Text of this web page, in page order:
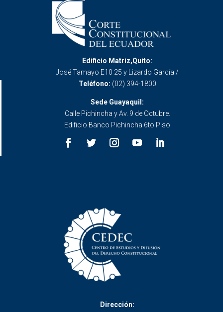
Edificio Matriz,Quito:
José Tamayo E10 25 y Lizardo García /
Teléfono: (02) 394-1800
Sede Guayaquil:
Calle Pichincha y Av. 9 de Octubre.
Edificio Banco Pichincha 6to Piso
Dirección: